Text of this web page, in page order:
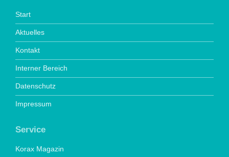
Start
Aktuelles
Kontakt
Interner Bereich
Datenschutz
Impressum
Service
Korax Magazin